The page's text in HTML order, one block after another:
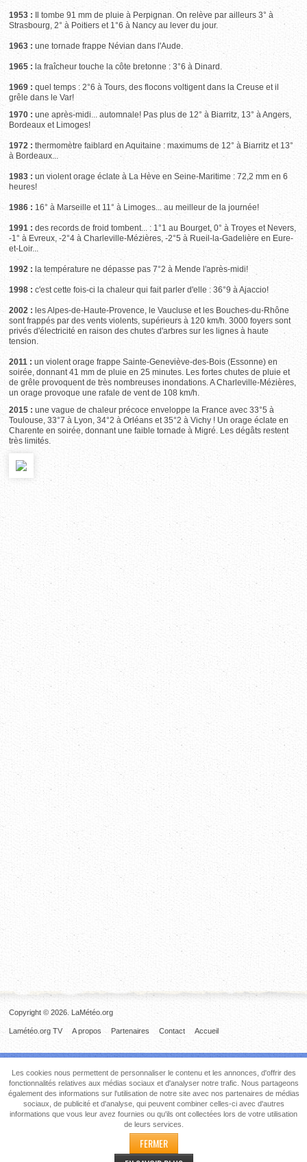
1953 : Il tombe 91 mm de pluie à Perpignan. On relève par ailleurs 3° à
Strasbourg, 2° à Poitiers et 1°6 à Nancy au lever du jour.
1963 : une tornade frappe Névian dans l'Aude.
1965 : la fraîcheur touche la côte bretonne : 3°6 à Dinard.
1969 : quel temps : 2°6 à Tours, des flocons voltigent dans la Creuse et il
grêle dans le Var!
1970 : une après-midi... automnale! Pas plus de 12° à Biarritz, 13° à Angers,
Bordeaux et Limoges!
1972 : thermomètre faiblard en Aquitaine : maximums de 12° à Biarritz et 13°
à Bordeaux...
1983 : un violent orage éclate à La Hève en Seine-Maritime : 72,2 mm en 6
heures!
1986 : 16° à Marseille et 11° à Limoges... au meilleur de la journée!
1991 : des records de froid tombent... : 1°1 au Bourget, 0° à Troyes et Nevers,
-1° à Evreux, -2°4 à Charleville-Mézières, -2°5 à Rueil-la-Gadelière en Eure-
et-Loir...
1992 : la température ne dépasse pas 7°2 à Mende l'après-midi!
1998 : c'est cette fois-ci la chaleur qui fait parler d'elle : 36°9 à Ajaccio!
2002 : les Alpes-de-Haute-Provence, le Vaucluse et les Bouches-du-Rhône
sont frappés par des vents violents, supérieurs à 120 km/h. 3000 foyers sont
privés d'électricité en raison des chutes d'arbres sur les lignes à haute
tension.
2011 : un violent orage frappe Sainte-Geneviève-des-Bois (Essonne) en
soirée, donnant 41 mm de pluie en 25 minutes. Les fortes chutes de pluie et
de grêle provoquent de très nombreuses inondations. A Charleville-Mézières,
un orage provoque une rafale de vent de 108 km/h.
2015 : une vague de chaleur précoce enveloppe la France avec 33°5 à
Toulouse, 33°7 à Lyon, 34°2 à Orléans et 35°2 à Vichy ! Un orage éclate en
Charente en soirée, donnant une faible tornade à Migré. Les dégâts restent
très limités.
Copyright © 2026. LaMétéo.org
Accueil
Contact
Partenaires
A propos
Lamétéo.org TV
Les cookies nous permettent de personnaliser le contenu et les annonces, d'offrir des
fonctionnalités relatives aux médias sociaux et d'analyser notre trafic. Nous partageons
également des informations sur l'utilisation de notre site avec nos partenaires de médias
sociaux, de publicité et d'analyse, qui peuvent combiner celles-ci avec d'autres
informations que vous leur avez fournies ou qu'ils ont collectées lors de votre utilisation
de leurs services.
FERMER